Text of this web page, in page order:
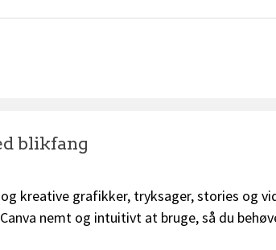
blikfang
kreative grafikker, tryksager, stories og
nemt og intuitivt at bruge, så du